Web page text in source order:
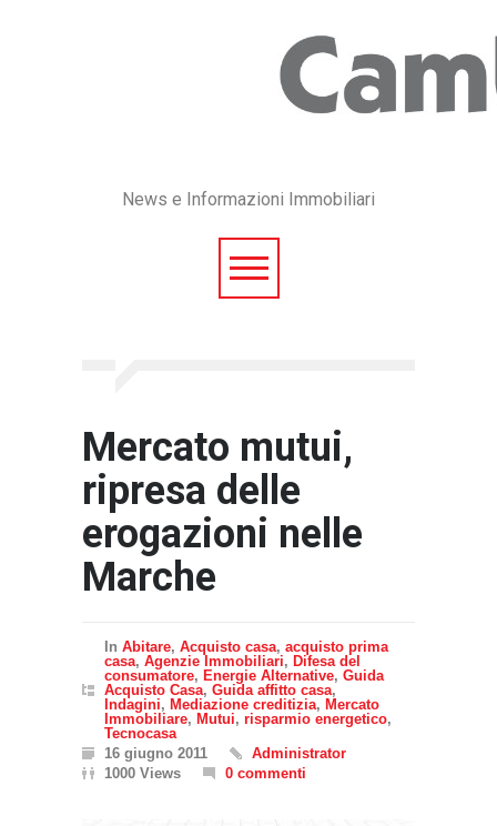
News e Informazioni Immobiliari
Mercato mutui,
ripresa delle
erogazioni nelle
Marche
In Abitare, Acquisto casa, acquisto prima
casa, Agenzie Immobiliari, Difesa del
consumatore, Energie Alternative, Guida
Acquisto Casa, Guida affitto casa,
Indagini, Mediazione creditizia, Mercato
Immobiliare, Mutui, risparmio energetico,
Tecnocasa
16 giugno 2011
Administrator
1000 Views
0 commenti